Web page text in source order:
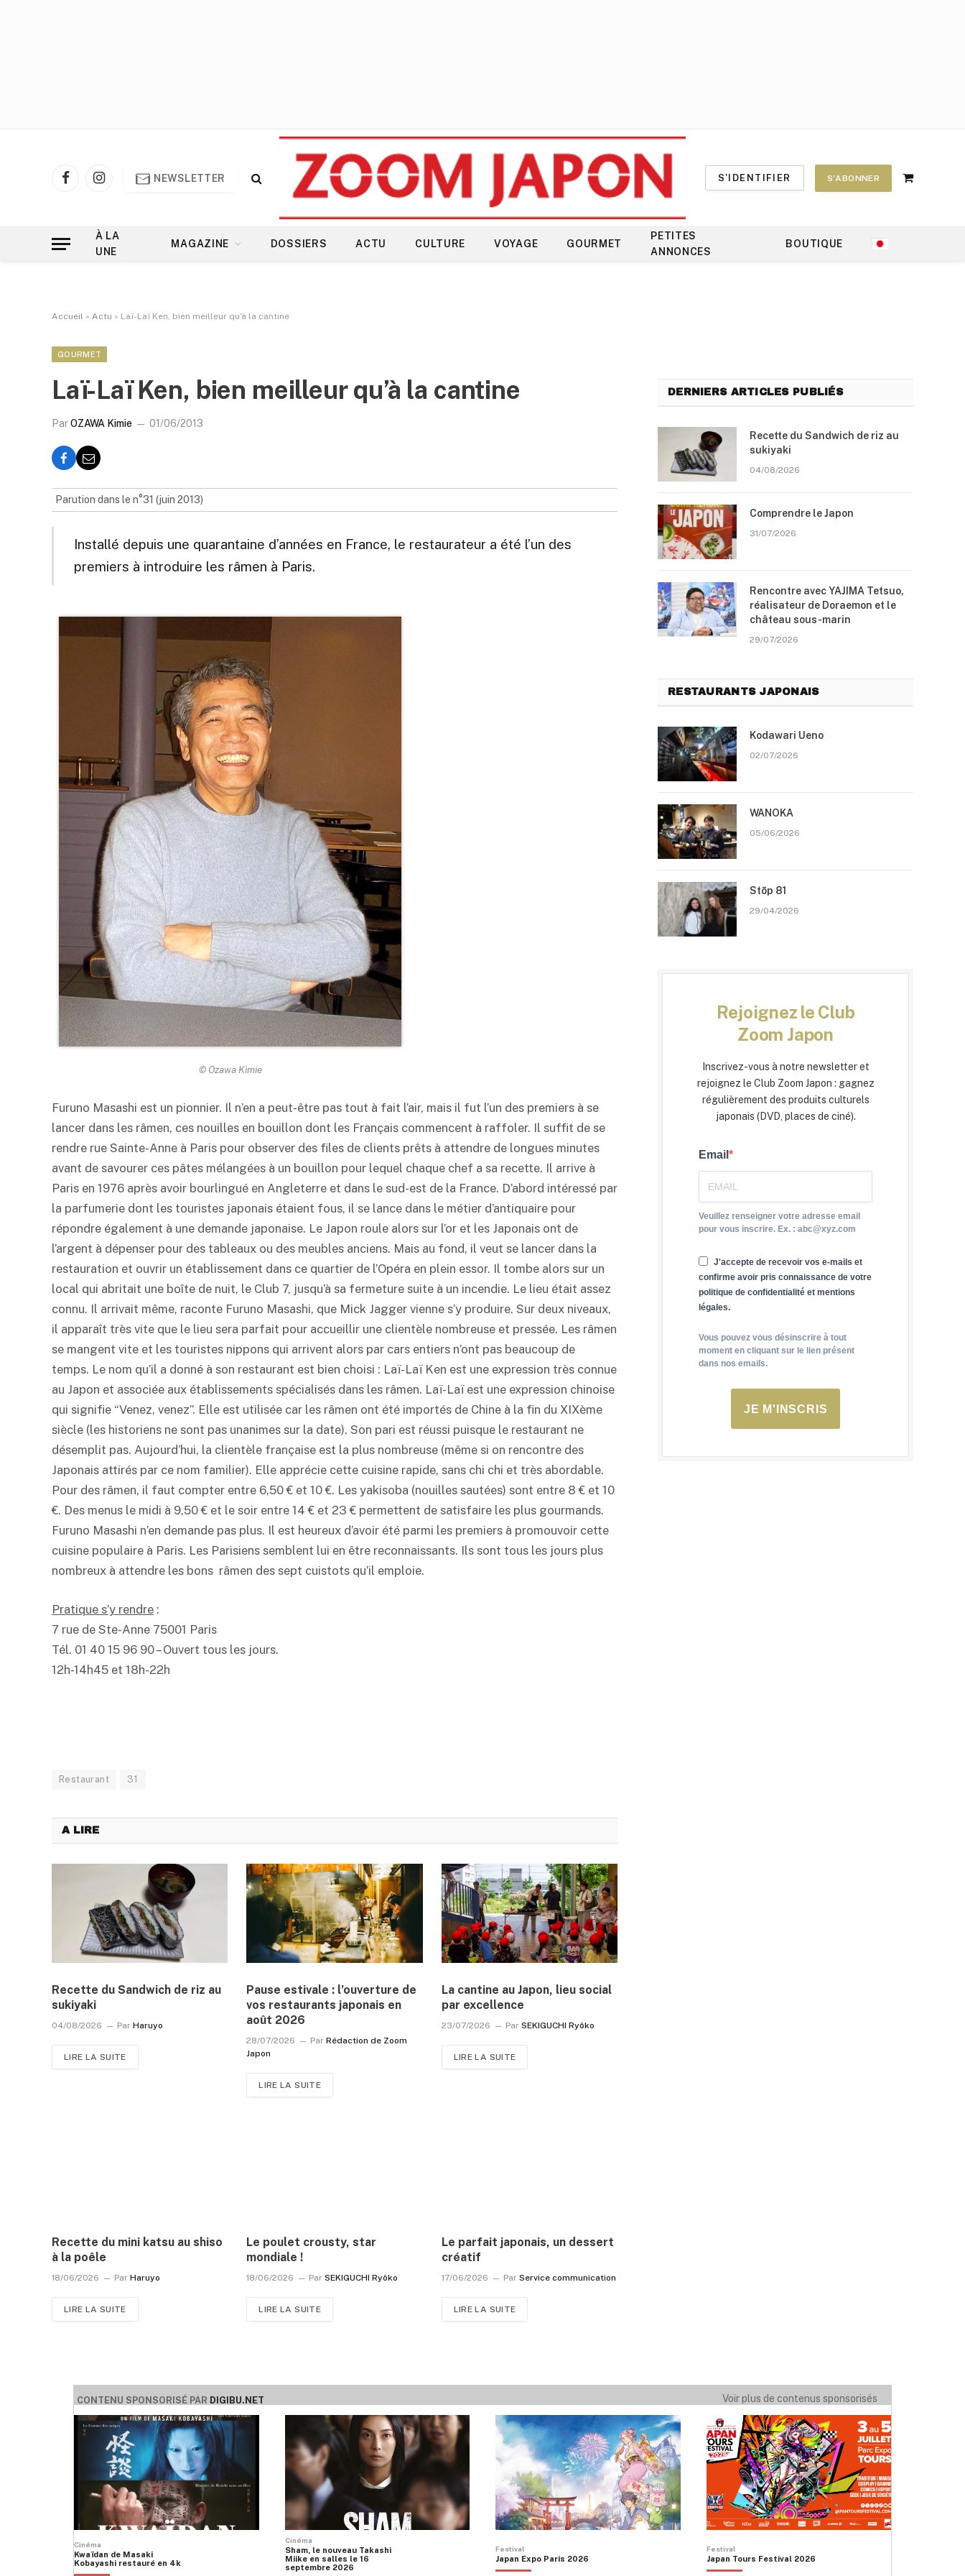
FacebookInstagram
NEWSLETTER S'IDENTIFIER S'ABONNER
Shopping
À LA
UNE
MAGAZINE DOSSIERS ACTU CULTURE VOYAGE GOURMET
PETITES
ANNONCES
BOUTIQUE
Accueil » Actu » Laï-Laï Ken, bien meilleur qu’à la cantine
GOURMET
Laï-Laï Ken, bien meilleur qu’à la cantine
ParOZAWA Kimie 01/06/2013
Parution dans le n°31 (juin 2013)
Installé depuis une quarantaine d’années en France, le restaurateur a été l’un des
premiers à introduire les râmen à Paris.
© Ozawa Kimie
Furuno Masashi est un pionnier. Il n’en a peut-être pas tout à fait l’air, mais il fut l’un des premiers à se
lancer dans les râmen, ces nouilles en bouillon dont les Français commencent à raffoler. Il suffit de se
rendre rue Sainte-Anne à Paris pour observer des files de clients prêts à attendre de longues minutes
avant de savourer ces pâtes mélangées à un bouillon pour lequel chaque chef a sa recette. Il arrive à
Paris en 1976 après avoir bourlingué en Angleterre et dans le sud-est de la France. D’abord intéressé par
la parfumerie dont les touristes japonais étaient fous, il se lance dans le métier d’antiquaire pour
répondre également à une demande japonaise. Le Japon roule alors sur l’or et les Japonais ont de
l’argent à dépenser pour des tableaux ou des meubles anciens. Mais au fond, il veut se lancer dans la
restauration et ouvrir un établissement dans ce quartier de l’Opéra en plein essor. Il tombe alors sur un
local qui abritait une boîte de nuit, le Club 7, jusqu’à sa fermeture suite à un incendie. Le lieu était assez
connu. Il arrivait même, raconte Furuno Masashi, que Mick Jagger vienne s’y produire. Sur deux niveaux,
il apparaît très vite que le lieu sera parfait pour accueillir une clientèle nombreuse et pressée. Les râmen
se mangent vite et les touristes nippons qui arrivent alors par cars entiers n’ont pas beaucoup de
temps. Le nom qu’il a donné à son restaurant est bien choisi : Laï-Laï Ken est une expression très connue
au Japon et associée aux établissements spécialisés dans les râmen. Laï-Laï est une expression chinoise
qui signifie “Venez, venez”. Elle est utilisée car les râmen ont été importés de Chine à la fin du XIXème
siècle (les historiens ne sont pas unanimes sur la date). Son pari est réussi puisque le restaurant ne
désemplit pas. Aujourd’hui, la clientèle française est la plus nombreuse (même si on rencontre des
Japonais attirés par ce nom familier). Elle apprécie cette cuisine rapide, sans chi chi et très abordable.
Pour des râmen, il faut compter entre 6,50 € et 10 €. Les yakisoba (nouilles sautées) sont entre 8 € et 10
€. Des menus le midi à 9,50 € et le soir entre 14 € et 23 € permettent de satisfaire les plus gourmands.
Furuno Masashi n’en demande pas plus. Il est heureux d’avoir été parmi les premiers à promouvoir cette
cuisine populaire à Paris. Les Parisiens semblent lui en être reconnaissants. Ils sont tous les jours plus
nombreux à attendre les bons râmen des sept cuistots qu’il emploie.
Pratique s’y rendre :
7 rue de Ste-Anne 75001 Paris
Tél. 01 40 15 96 90 – Ouvert tous les jours.
12h-14h45 et 18h-22h
Restaurant 31
A LIRE
Recette du Sandwich de riz au
sukiyaki
04/08/2026 Par Haruyo
LIRE LA SUITE
Pause estivale : l’ouverture de
vos restaurants japonais en
août 2026
28/07/2026 Par Rédaction de Zoom
Japon
LIRE LA SUITE
La cantine au Japon, lieu social
par excellence
23/07/2026 Par SEKIGUCHI Ryôko
LIRE LA SUITE
Recette du mini katsu au shiso
à la poêle
18/06/2026 Par Haruyo
LIRE LA SUITE
Le poulet crousty, star
mondiale !
18/06/2026 Par SEKIGUCHI Ryôko
LIRE LA SUITE
Le parfait japonais, un dessert
créatif
17/06/2026 Par Service communication
LIRE LA SUITE
DERNIERS ARTICLES PUBLIÉS
Recette du Sandwich de riz au
sukiyaki
04/08/2026
Comprendre le Japon
31/07/2026
Rencontre avec YAJIMA Tetsuo,
réalisateur de Doraemon et le
château sous-marin
29/07/2026
RESTAURANTS JAPONAIS
Kodawari Ueno
02/07/2026
WANOKA
05/06/2026
Stōp 81
29/04/2026
Rejoignez le Club
Zoom Japon
Inscrivez-vous à notre newsletter et
rejoignez le Club Zoom Japon : gagnez
régulièrement des produits culturels
japonais (DVD, places de ciné).
Email
Veuillez renseigner votre adresse email
pour vous inscrire. Ex. : abc@xyz.com
J'accepte de recevoir vos e-mails et
confirme avoir pris connaissance de votre
politique de confidentialité et mentions
légales.
Vous pouvez vous désinscrire à tout
moment en cliquant sur le lien présent
dans nos emails.
JE M'INSCRIS
CONTENU SPONSORISÉ PAR DIGIBU.NET Voir plus de contenus sponsorisés
Cinéma
Kwaïdan de Masaki
Kobayashi restauré en 4k
Cinéma
Sham, le nouveau Takashi
Miike en salles le 16
septembre 2026
Festival
Japan Expo Paris 2026
Festival
Japan Tours Festival 2026